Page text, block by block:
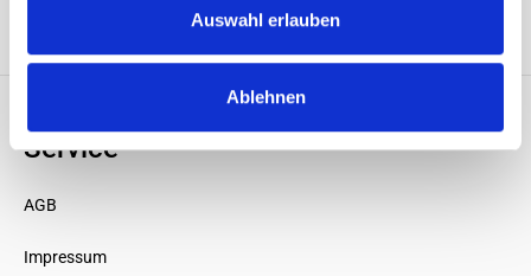
Auswahl erlauben
Ablehnen
Unternehmen
Service
AGB
Impressum